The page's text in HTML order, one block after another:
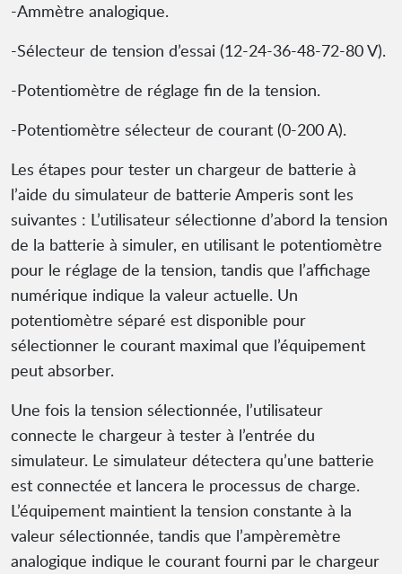
-Ammètre analogique.
-Sélecteur de tension d’essai (12-24-36-48-72-80 V).
-Potentiomètre de réglage fin de la tension.
-Potentiomètre sélecteur de courant (0-200 A).
Les étapes pour tester un chargeur de batterie à
l’aide du simulateur de batterie Amperis sont les
suivantes : L’utilisateur sélectionne d’abord la tension
de la batterie à simuler, en utilisant le potentiomètre
pour le réglage de la tension, tandis que l’affichage
numérique indique la valeur actuelle. Un
potentiomètre séparé est disponible pour
sélectionner le courant maximal que l’équipement
peut absorber.
Une fois la tension sélectionnée, l’utilisateur
connecte le chargeur à tester à l’entrée du
simulateur. Le simulateur détectera qu’une batterie
est connectée et lancera le processus de charge.
L’équipement maintient la tension constante à la
valeur sélectionnée, tandis que l’ampèremètre
analogique indique le courant fourni par le chargeur